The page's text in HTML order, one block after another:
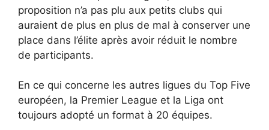
proposition n’a pas plu aux petits clubs qui
auraient de plus en plus de mal à conserver une
place dans l’élite après avoir réduit le nombre
de participants.
En ce qui concerne les autres ligues du Top Five
européen, la Premier League et la Liga ont
toujours adopté un format à 20 équipes.